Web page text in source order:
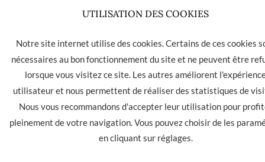
UTILISATION DES COOKIES
Notre site internet utilise des cookies. Certains de ces cookies
nécessaires au bon fonctionnement du site et ne peuvent être
lorsque vous visitez ce site. Les autres améliorent
utilisateur et nous permettent de réaliser des statistiques de
Nous vous recommandons d'accepter leur utilisation pour
pleinement de votre navigation. Vous pouvez choisir de les
en cliquant sur réglages.